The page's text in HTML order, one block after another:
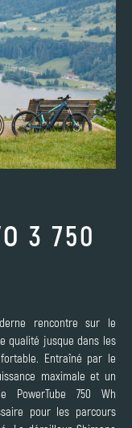
3 750
rencontre sur le
qualité jusque dans les
Entraîné par le
maximale et un
PowerTube 750 Wh
pour les parcours